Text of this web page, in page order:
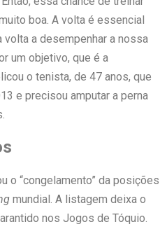
boa. A volta é essencial
a desempenhar a nossa
um objetivo, que é a
o tenista, de 47 anos, que
e precisou amputar a perna
o “congelamento” da posições
mundial. A listagem deixa o
nos Jogos de Tóquio.